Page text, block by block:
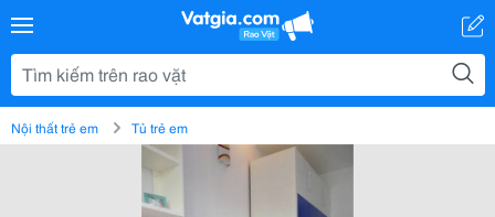
Nội thất trẻ em Tủ trẻ em